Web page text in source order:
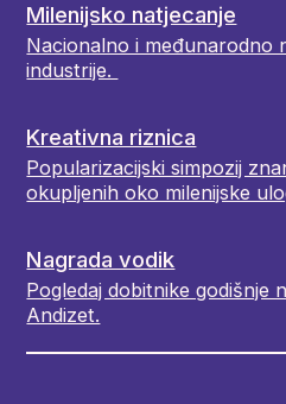
Milenijsko natjecanje
Nacionalno i međunarodno
industrije.
Kreativna riznica
Popularizacijski simpozij
okupljenih oko milenijske
Nagrada vodik
Pogledaj dobitnike godišnje
Andizet.